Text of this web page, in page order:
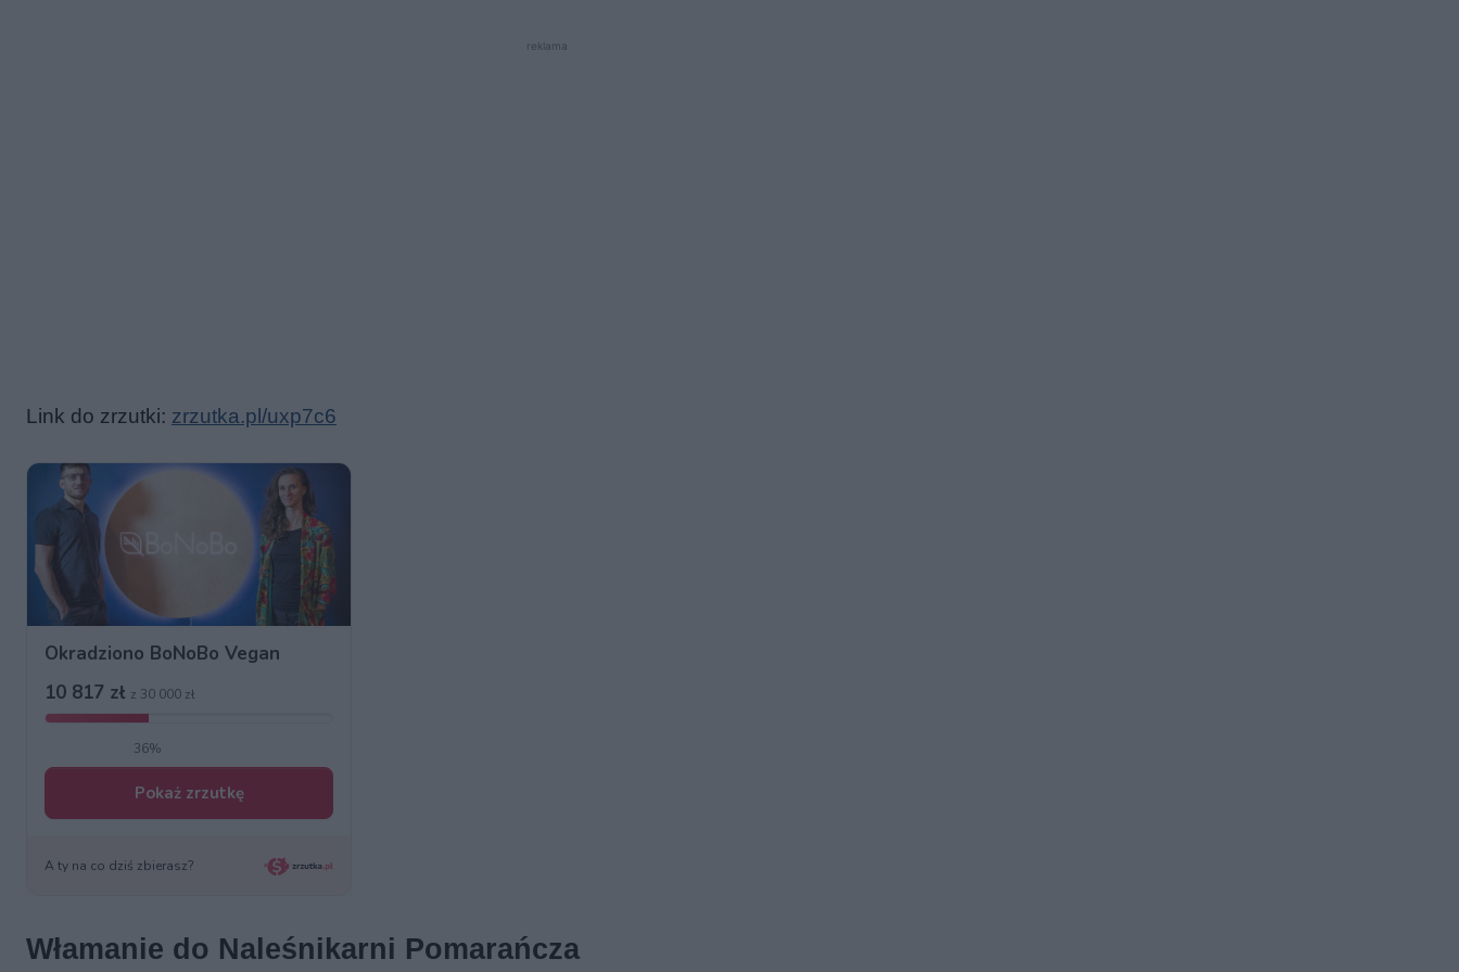
reklama
Link do zrzutki: zrzutka.pl/uxp7c6
Włamanie do Naleśnikarni Pomarańcza